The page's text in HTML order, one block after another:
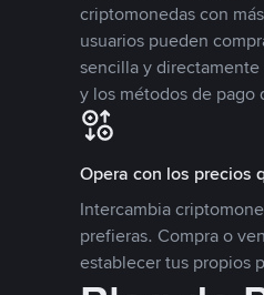
criptomonedas con
usuarios pueden
sencilla y
y los métodos de pago
Opera con los precios
Intercambia
prefieras. Compra o
establecer tus propios